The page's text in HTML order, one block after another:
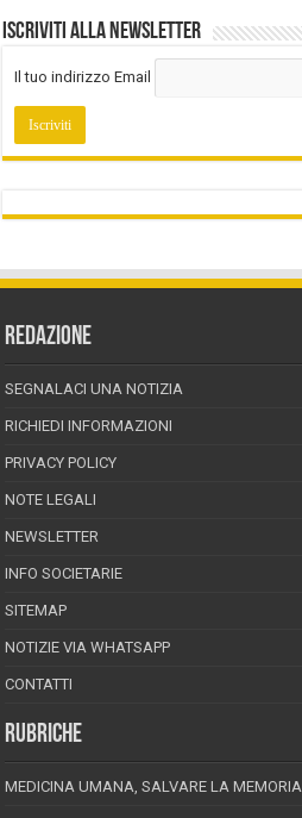
Iscriviti alla Newsletter
Il tuo indirizzo Email
REDAZIONE
SEGNALACI UNA NOTIZIA
RICHIEDI INFORMAZIONI
PRIVACY POLICY
NOTE LEGALI
NEWSLETTER
INFO SOCIETARIE
SITEMAP
NOTIZIE VIA WHATSAPP
CONTATTI
RUBRICHE
MEDICINA UMANA, SALVARE LA MEMORIA